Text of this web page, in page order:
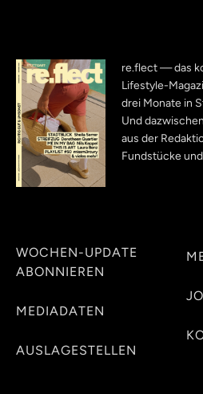
re.flect — das
Lifestyle-
drei Monate in
Und
aus der
Fundstücke
WOCHEN-UPDATE
ABONNIEREN
MEDIADATEN
AUSLAGESTELLEN